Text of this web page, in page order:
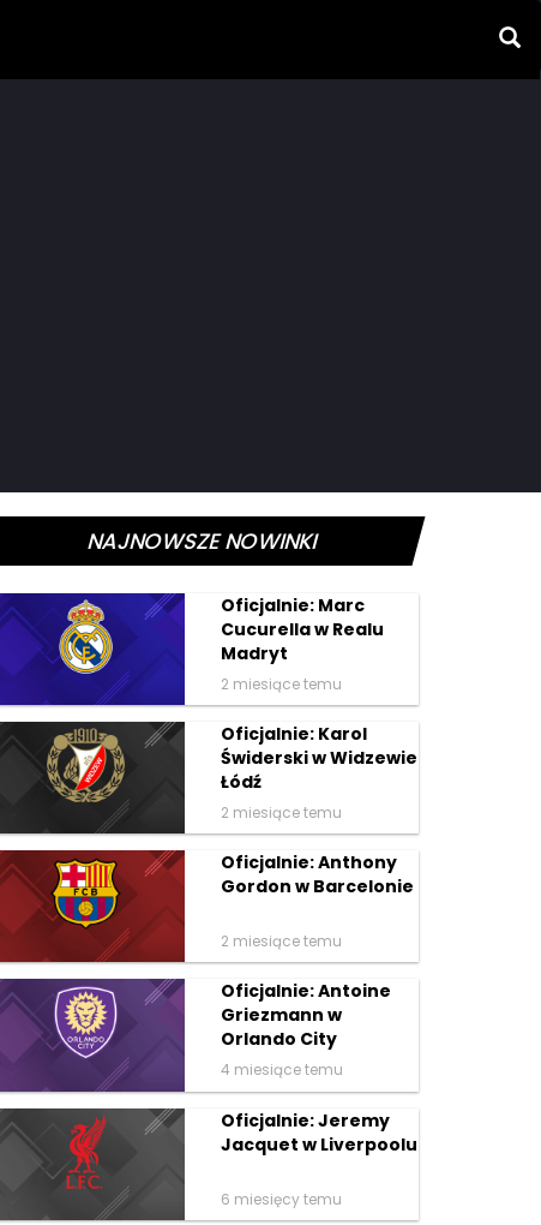
NAJNOWSZE NOWINKI
Oficjalnie: Marc
Cucurella w Realu
Madryt
2 miesiące temu
Oficjalnie: Karol
Świderski w Widzewie
Łódź
2 miesiące temu
Oficjalnie: Anthony
Gordon w Barcelonie
2 miesiące temu
Oficjalnie: Antoine
Griezmann w
Orlando City
4 miesiące temu
Oficjalnie: Jeremy
Jacquet w Liverpoolu
6 miesięcy temu